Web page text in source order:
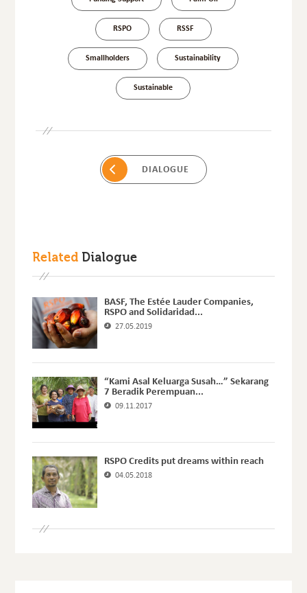
RSPO RSSF
Smallholders Sustainability
Sustainable
DIALOGUE
Related Dialogue
BASF, The Estée Lauder Companies,
RSPO and Solidaridad...
27.05.2019
“Kami Asal Keluarga Susah…” Sekarang
7 Beradik Perempuan...
09.11.2017
RSPO Credits put dreams within reach
04.05.2018